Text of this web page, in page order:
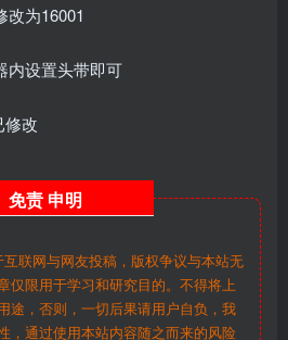
改为16001
内设置头带即可
修改
免责 申明
联网与网友投稿，版权争议与本站无
仅限用于学习和研究目的。不得将上
途，否则，一切后果请用户自负，我
，通过使用本站内容随之而来的风险